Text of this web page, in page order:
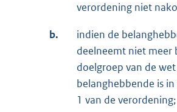
verordening niet
b.
indien de
deelneemt niet meer
doelgroep van de
belanghebbende is
1 van de verordening;